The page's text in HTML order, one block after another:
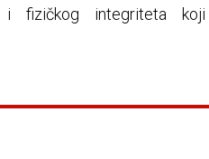
i fizičkog integriteta